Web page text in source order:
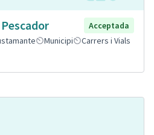
Acceptada
Municipi
Carrers i Vials